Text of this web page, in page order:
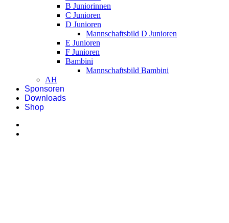
B Juniorinnen
C Junioren
D Junioren
Mannschaftsbild D Junioren
E Junioren
F Junioren
Bambini
Mannschaftsbild Bambini
AH
Sponsoren
Downloads
Shop